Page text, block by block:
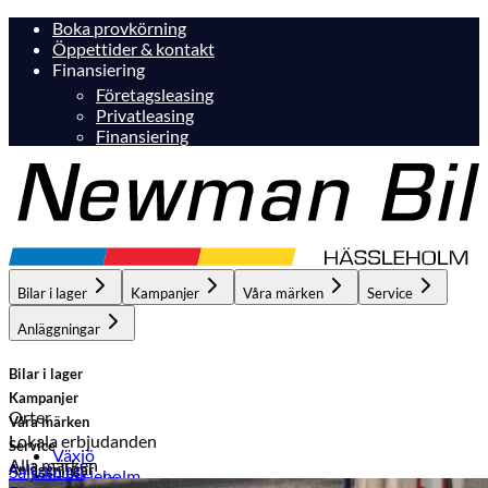
Boka provkörning
Öppettider & kontakt
Finansiering
Företagsleasing
Privatleasing
Finansiering
Bilar i lager Kampanjer Våra märken Service
Anläggningar
Bilar i lager
Orter
Växjö
Hässleholm
Kampanjer
Lokala erbjudanden
Hässleholm
Våra märken
Alla märken
Service
Anläggningar
Sälj din bil